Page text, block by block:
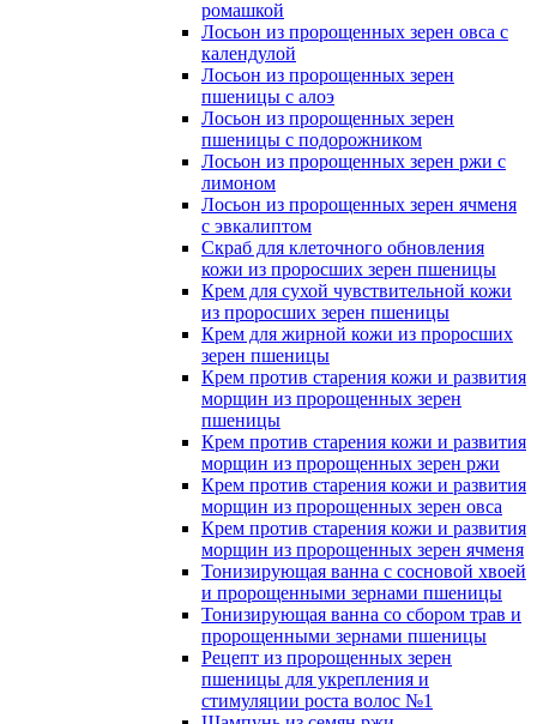
ромашкой
Лосьон из пророщенных зерен овса с
календулой
Лосьон из пророщенных зерен
пшеницы с алоэ
Лосьон из пророщенных зерен
пшеницы с подорожником
Лосьон из пророщенных зерен ржи с
лимоном
Лосьон из пророщенных зерен ячменя
с эвкалиптом
Скраб для клеточного обновления
кожи из проросших зерен пшеницы
Крем для сухой чувствительной кожи
из проросших зерен пшеницы
Крем для жирной кожи из проросших
зерен пшеницы
Крем против старения кожи и развития
морщин из пророщенных зерен
пшеницы
Крем против старения кожи и развития
морщин из пророщенных зерен ржи
Крем против старения кожи и развития
морщин из пророщенных зерен овса
Крем против старения кожи и развития
морщин из пророщенных зерен ячменя
Тонизирующая ванна с сосновой хвоей
и пророщенными зернами пшеницы
Тонизирующая ванна со сбором трав и
пророщенными зернами пшеницы
Рецепт из пророщенных зерен
пшеницы для укрепления и
стимуляции роста волос №1